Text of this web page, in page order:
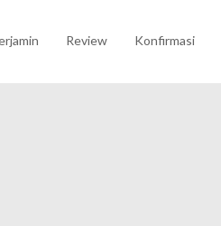
Review Konfirmasi